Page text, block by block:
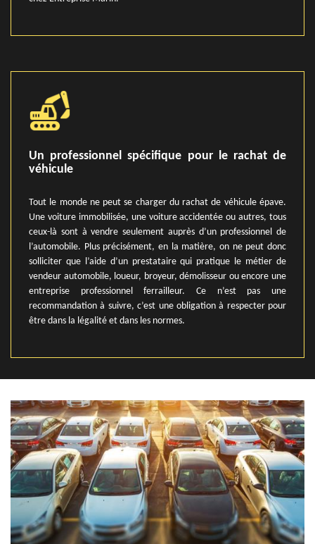
Un professionnel spécifique pour le rachat de
véhicule
Tout le monde ne peut se charger du rachat de véhicule épave.
Une voiture immobilisée, une voiture accidentée ou autres, tous
ceux-là sont à vendre seulement auprès d’un professionnel de
l’automobile. Plus précisément, en la matière, on ne peut donc
solliciter que l’aide d’un prestataire qui pratique le métier de
vendeur automobile, loueur, broyeur, démolisseur ou encore une
entreprise professionnel ferrailleur. Ce n’est pas une
recommandation à suivre, c’est une obligation à respecter pour
être dans la légalité et dans les normes.